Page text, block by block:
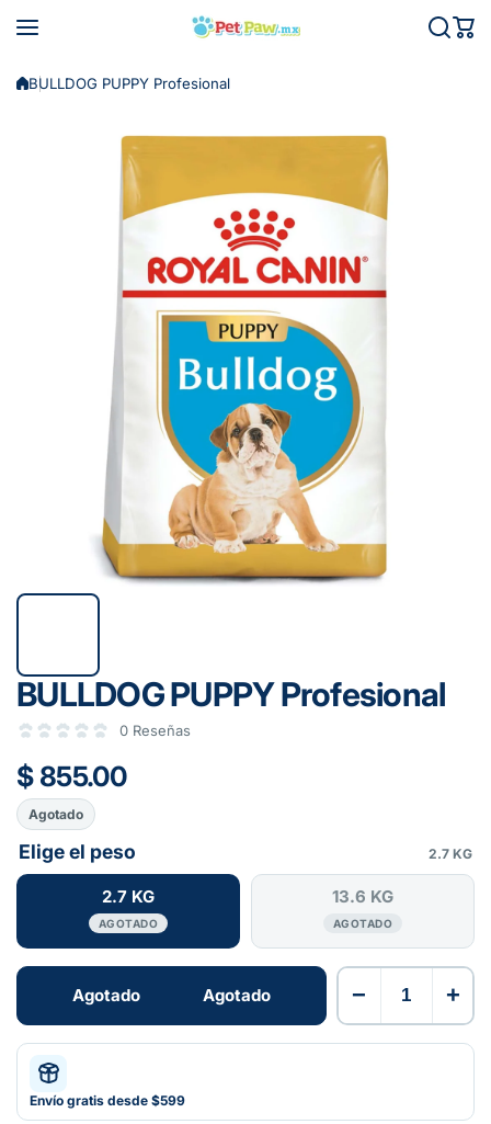
BULLDOG PUPPY Profesional
BULLDOG PUPPY Profesional
0 Reseñas
$ 855.00
Agotado
Elige el peso 2.7 KG
2.7 KG
AGOTADO
13.6 KG
AGOTADO
Agotado Agotado − +
Envío gratis desde $599